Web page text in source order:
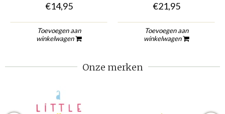
€14,95
Toevoegen aan
winkelwagen
€21,95
Toevoegen aan
winkelwagen
Onze merken